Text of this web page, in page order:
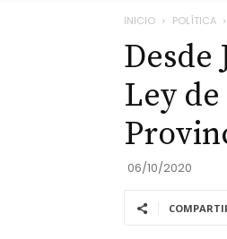
INICIO POLÍTICA
Desde
Ley
06/10/2020